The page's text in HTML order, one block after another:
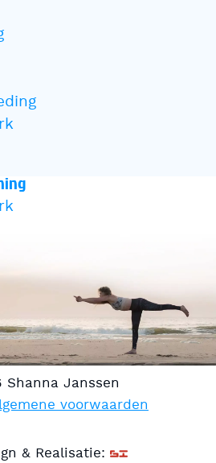
Shanna Janssen
voorwaarden
& Realisatie: